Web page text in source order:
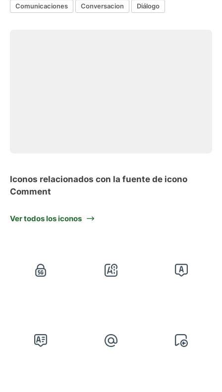
Comunicaciones
Conversacion Diálogo
Iconos relacionados con la fuente de icono
Comment
Ver todos los iconos